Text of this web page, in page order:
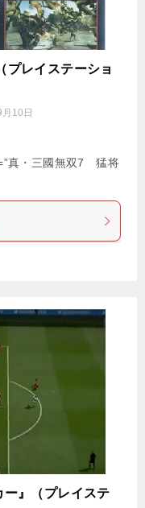
プレイステーショ
10日
真・三國無双7 猛将
ー』（プレイステ